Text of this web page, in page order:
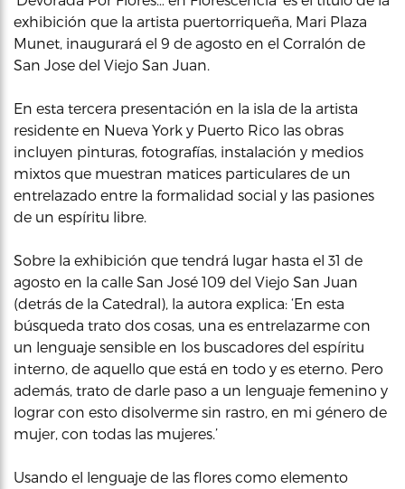
exhibición que la artista puertorriqueña, Mari Plaza
Munet, inaugurará el 9 de agosto en el Corralón de
San Jose del Viejo San Juan.
En esta tercera presentación en la isla de la artista
residente en Nueva York y Puerto Rico las obras
incluyen pinturas, fotografías, instalación y medios
mixtos que muestran matices particulares de un
entrelazado entre la formalidad social y las pasiones
de un espíritu libre.
Sobre la exhibición que tendrá lugar hasta el 31 de
agosto en la calle San José 109 del Viejo San Juan
(detrás de la Catedral), la autora explica: ‘En esta
búsqueda trato dos cosas, una es entrelazarme con
un lenguaje sensible en los buscadores del espíritu
interno, de aquello que está en todo y es eterno. Pero
además, trato de darle paso a un lenguaje femenino y
lograr con esto disolverme sin rastro, en mi género de
mujer, con todas las mujeres.’
Usando el lenguaje de las flores como elemento